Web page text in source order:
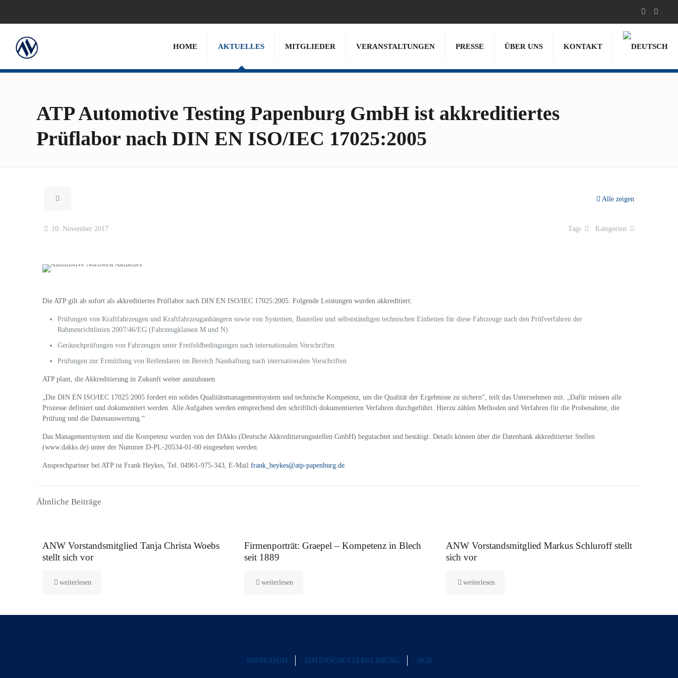
HOME AKTUELLES MITGLIEDER VERANSTALTUNGEN PRESSE ÜBER UNS KONTAKT
ATP Automotive Testing Papenburg GmbH ist akkreditiertes
Prüflabor nach DIN EN ISO/IEC 17025:2005
Alle zeigen
10. November 2017 Kategorien
Tags
Die ATP gilt ab sofort als akkreditiertes Prüflabor nach DIN EN ISO/IEC 17025:2005. Folgende Leistungen wurden akkreditiert:
Prüfungen von Kraftfahrzeugen und Kraftfahrzeuganhängern sowie von Systemen, Bauteilen und selbstständigen technischen Einheiten für diese Fahrzeuge nach den Prüfverfahren der
Rahmenrichtlinien 2007/46/EG (Fahrzeugklassen M und N)
Geräuschprüfungen von Fahrzeugen unter Freifeldbedingungen nach internationalen Vorschriften
Prüfungen zur Ermittlung von Reifendaten im Bereich Nasshaftung nach internationalen Vorschriften
ATP plant, die Akkreditierung in Zukunft weiter auszubauen.
„Die DIN EN ISO/IEC 17025:2005 fordert ein solides Qualitätsmanagementsystem und technische Kompetenz, um die Qualität der Ergebnisse zu sichern“, teilt das Unternehmen mit. „Dafür müssen alle
Prozesse definiert und dokumentiert werden. Alle Aufgaben werden entsprechend den schriftlich dokumentierten Verfahren durchgeführt. Hierzu zählen Methoden und Verfahren für die Probenahme, die
Prüfung und die Datenauswertung.“
Das Managementsystem und die Kompetenz wurden von der DAkks (Deutsche Akkreditierungsstellen GmbH) begutachtet und bestätigt. Details können über die Datenbank akkreditierter Stellen
(www.dakks.de) unter der Nummer D-PL-20534-01-00 eingesehen werden.
Ansprechpartner bei ATP ist Frank Heykes, Tel. 04961-975-343, E-Mail frank_heykes@atp-papenburg.de.
Ähnliche Beiträge
ANW Vorstandsmitglied Tanja Christa Woebs
stellt sich vor
weiterlesen
Firmenporträt: Graepel – Kompetenz in Blech
seit 1889
weiterlesen
ANW Vorstandsmitglied Markus Schluroff stellt
sich vor
weiterlesen
IMPRESSUM DATENSCHUTZERKLÄRUNG AGB